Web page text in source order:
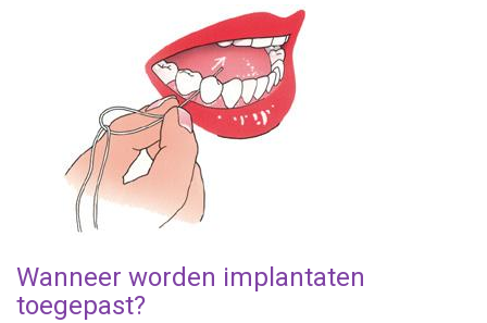
Wanneer worden implantaten
toegepast?